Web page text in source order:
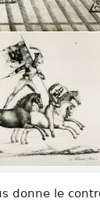
donne le